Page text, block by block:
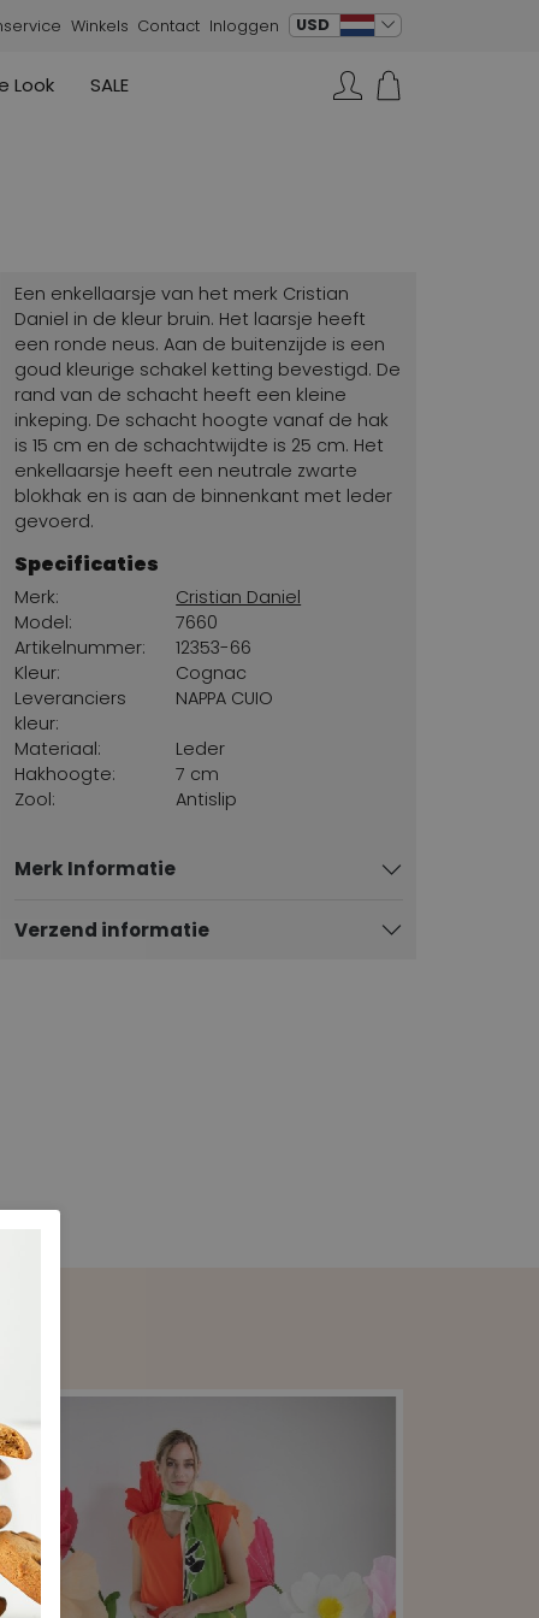
Winkels Contact Inloggen USD verander taal
AGL
Look
SALE
Marc Cain
Een enkellaarsje van het merk Cristian
Daniel in de kleur bruin. Het laarsje heeft
een ronde neus. Aan de buitenzijde is een
goud kleurige schakel ketting bevestigd. De
rand van de schacht heeft een kleine
inkeping. De schacht hoogte vanaf de hak
is 15 cm en de schachtwijdte is 25 cm. Het
enkellaarsje heeft een neutrale zwarte
blokhak en is aan de binnenkant met leder
gevoerd.
Specificaties
Merk:
Cristian Daniel
Model:
7660
Artikelnummer:
12353-66
Kleur:
Cognac
Leveranciers
kleur:
NAPPA CUIO
Materiaal:
Leder
Hakhoogte:
7 cm
Zool:
Antislip
Merk Informatie
Verzend informatie